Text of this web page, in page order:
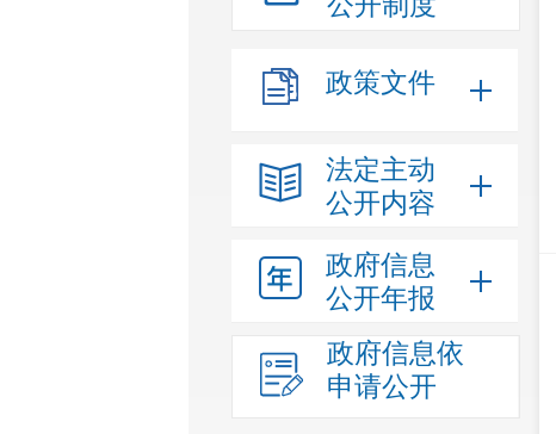
政策文件
法定主动
公开内容
政府信息
公开年报
政府信息依
申请公开